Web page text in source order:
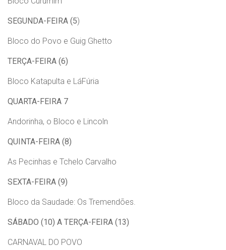
SEGUNDA-FEIRA (5)
Bloco do Povo e Guig Ghetto
TERÇA-FEIRA (6)
Bloco Katapulta e LáFúria
QUARTA-FEIRA 7
Andorinha, o Bloco e Lincoln
QUINTA-FEIRA (8)
As Pecinhas e Tchelo Carvalho
SEXTA-FEIRA (9)
Bloco da Saudade: Os Tremendões.
SÁBADO (10) A TERÇA-FEIRA (13)
CARNAVAL DO POVO